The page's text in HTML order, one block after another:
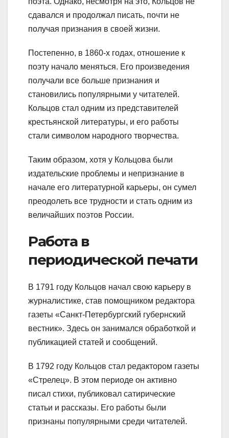
сдавался и продолжал писать, почти не
получая признания в своей жизни.
Постепенно, в 1860-х годах, отношение к
поэту начало меняться. Его произведения
получали все больше признания и
становились популярными у читателей.
Кольцов стал одним из представителей
крестьянской литературы, и его работы
стали символом народного творчества.
Таким образом, хотя у Кольцова были
издательские проблемы и непризнание в
начале его литературной карьеры, он сумел
преодолеть все трудности и стать одним из
величайших поэтов России.
Работа в
периодической печати
В 1791 году Кольцов начал свою карьеру в
журналистике, став помощником редактора
газеты «Санкт-Петербургский губернский
вестник». Здесь он занимался обработкой и
публикацией статей и сообщений.
В 1792 году Кольцов стал редактором газеты
«Стрелец». В этом периоде он активно
писал стихи, публиковал сатирические
статьи и рассказы. Его работы были
признаны популярными среди читателей.